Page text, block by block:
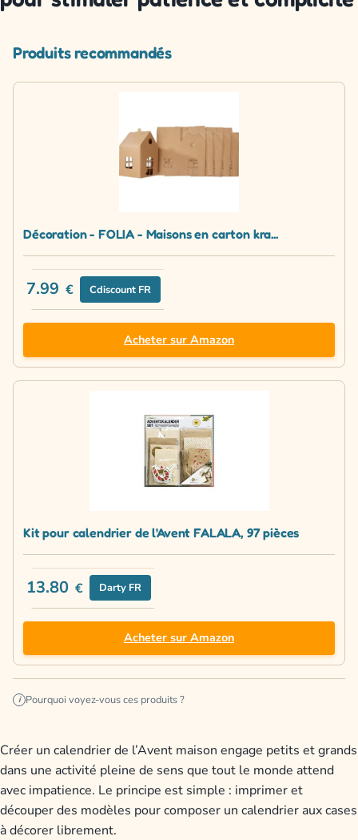
Produits recommandés
Décoration - FOLIA - Maisons en carton kra...
7.99 € Cdiscount FR
Acheter sur Amazon
Kit pour calendrier de l'Avent FALALA, 97 pièces
13.80 € Darty FR
Acheter sur Amazon
i Pourquoi voyez-vous ces produits ?
Créer un calendrier de l’Avent maison engage petits et grands
dans une activité pleine de sens que tout le monde attend
avec impatience. Le principe est simple : imprimer et
découper des modèles pour composer un calendrier aux cases
à décorer librement.